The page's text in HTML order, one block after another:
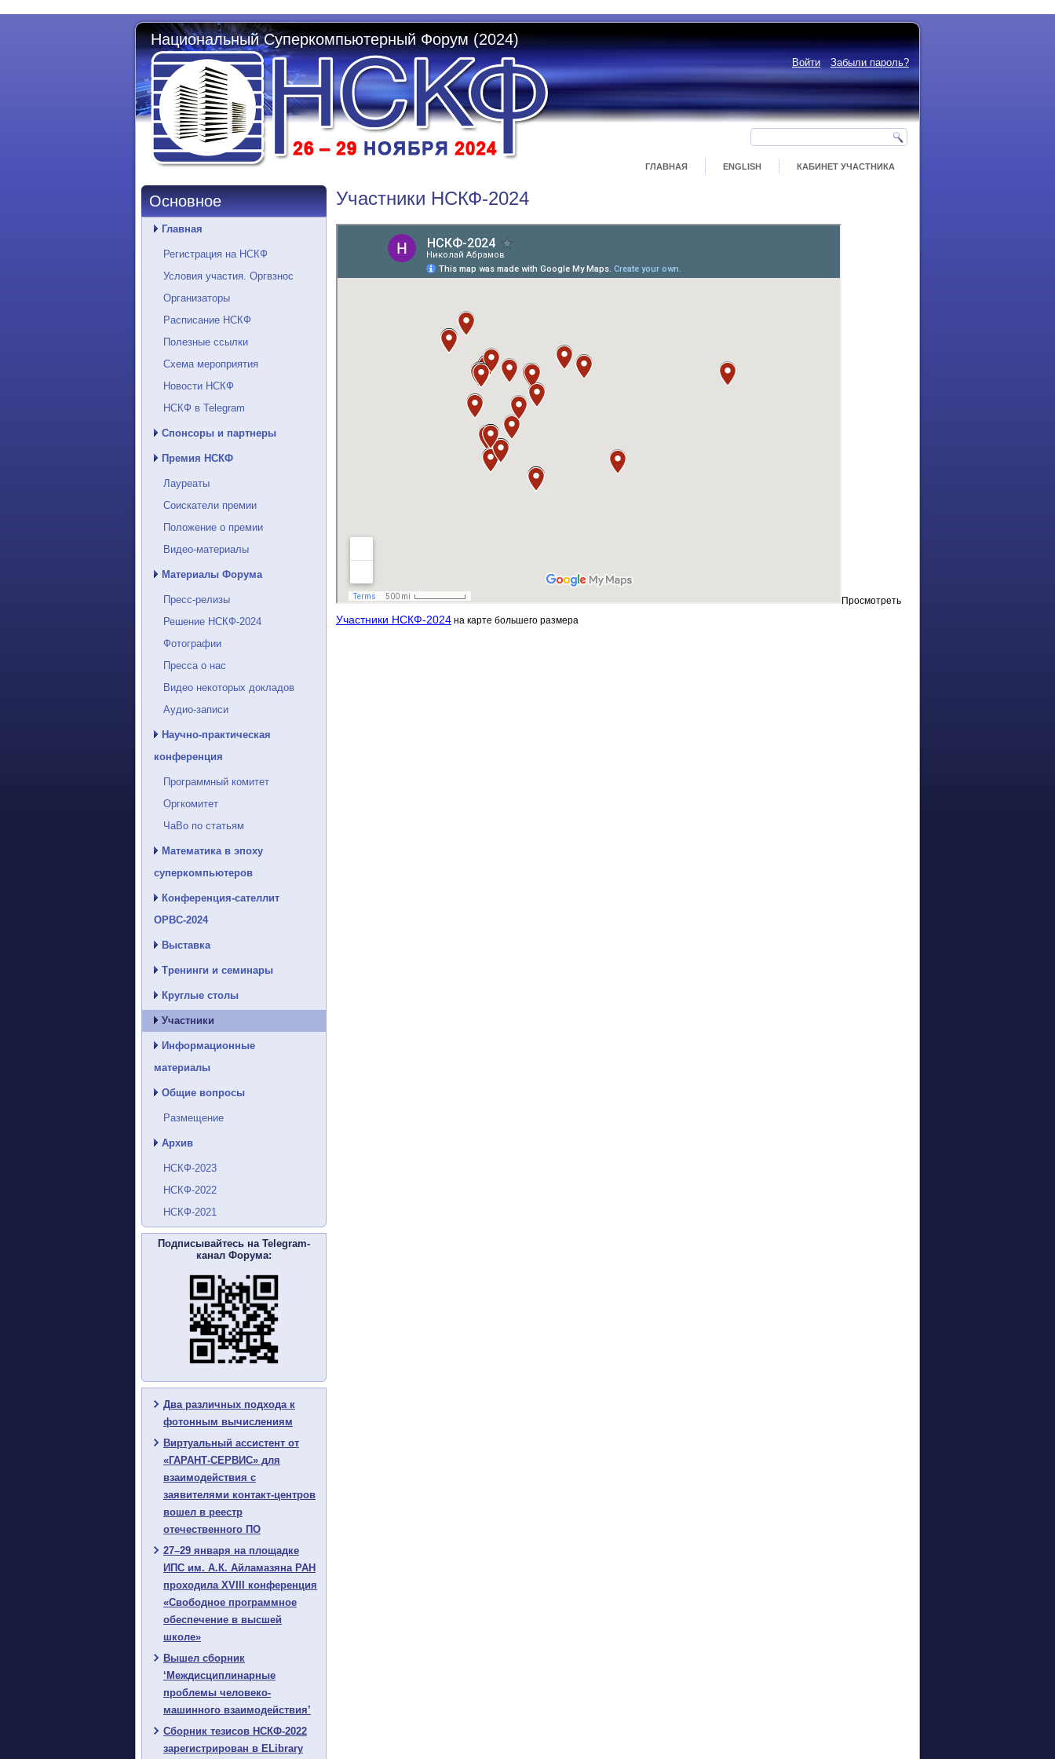
Национальный Суперкомпьютерный Форум (2024)
Войти Забыли пароль?
ГЛАВНАЯ ENGLISH КАБИНЕТ УЧАСТНИКА
Основное
Главная
Регистрация на НСКФ
Условия участия. Оргвзнос
Организаторы
Расписание НСКФ
Полезные ссылки
Схема мероприятия
Новости НСКФ
НСКФ в Telegram
Спонсоры и партнеры
Премия НСКФ
Лауреаты
Соискатели премии
Положение о премии
Видео-материалы
Материалы Форума
Пресс-релизы
Решение НСКФ-2024
Фотографии
Пресса о нас
Видео некоторых докладов
Аудио-записи
Научно-практическая
конференция
Программный комитет
Оргкомитет
ЧаВо по статьям
Математика в эпоху
суперкомпьютеров
Конференция-сателлит
ОРВС-2024
Выставка
Тренинги и семинары
Круглые столы
Участники
Информационные
материалы
Общие вопросы
Размещение
Архив
НСКФ-2023
НСКФ-2022
НСКФ-2021
Подписывайтесь на Telegram-
канал Форума:
Два различных подхода к
фотонным вычислениям
Виртуальный ассистент от
«ГАРАНТ-СЕРВИС» для
взаимодействия с
заявителями контакт-центров
вошел в реестр
отечественного ПО
27–29 января на площадке
ИПС им. А.К. Айламазяна РАН
проходила XVIII конференция
«Свободное программное
обеспечение в высшей
школе»
Вышел сборник
‘Междисциплинарные
проблемы человеко-
машинного взаимодействия’
Сборник тезисов НСКФ-2022
зарегистрирован в ELibrary
Участники НСКФ-2024
Просмотреть
Участники НСКФ-2024 на карте большего размера